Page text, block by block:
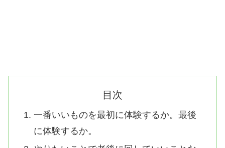
目次
一番いいものを最初に体験するか。最後
に体験するか。